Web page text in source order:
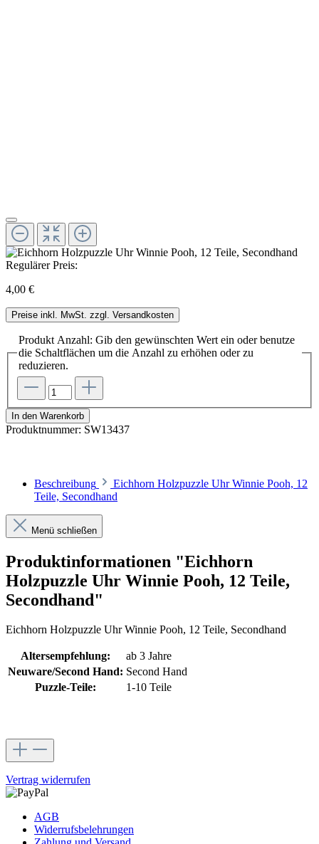
Regulärer Preis:
4,00 €
Preise inkl. MwSt. zzgl. Versandkosten
Produkt Anzahl: Gib den gewünschten Wert ein oder benutze
die Schaltflächen um die Anzahl zu erhöhen oder zu
reduzieren.
In den Warenkorb
Produktnummer: SW13437
Beschreibung
Eichhorn Holzpuzzle Uhr Winnie Pooh, 12
Teile, Secondhand
Menü schließen
Produktinformationen "Eichhorn
Holzpuzzle Uhr Winnie Pooh, 12 Teile,
Secondhand"
Eichhorn Holzpuzzle Uhr Winnie Pooh, 12 Teile, Secondhand
Altersempfehlung:
ab 3 Jahre
Neuware/Second Hand: Second Hand
Puzzle-Teile:
1-10 Teile
Vertrag widerrufen
AGB
Widerrufsbelehrungen